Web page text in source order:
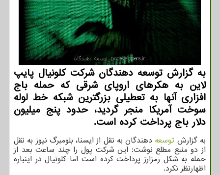
به گزارش توسعه دهندگان شرکت کلونیال پایپ
لاین به هکرهای اروپای شرقی که حمله باج
افزاری آنها به تعطیلی بزرگترین شبکه خط لوله
سوخت آمریکا منجر گردید، حدود پنج میلیون
دلار باج پرداخت کرده است.
به گزارش توسعه دهندگان به نقل از ایسنا، بلومبرگ نیوز به نقل
از دو منبع مطلع نوشت: این شرکت پول را چند ساعت بعد از
حمله به شکل رمزارز پرداخت کرده است اما کلونیال در اینباره
اظهارنظر نکرد.